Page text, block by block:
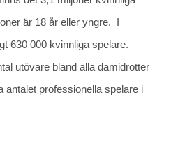
är 18 år eller yngre. I
630 000 kvinnliga spelare.
utövare bland alla damidrotter
antalet professionella spelare i